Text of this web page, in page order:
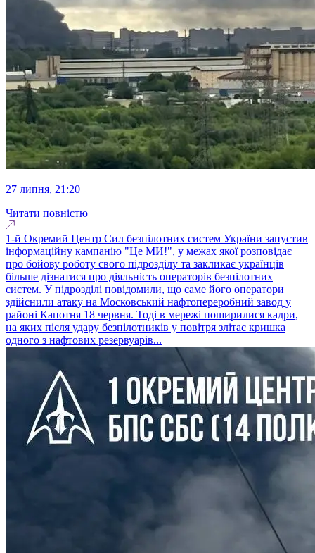
27 липня, 21:20
Читати повністю
1-й Окремий Центр Сил безпілотних систем України запустив
інформаційну кампанію "Це МИ!", у межах якої розповідає
про бойову роботу свого підрозділу та закликає українців
більше дізнатися про діяльність операторів безпілотних
систем. У підрозділі повідомили, що саме його оператори
здійснили атаку на Московський нафтопереробний завод у
районі Капотня 18 червня. Тоді в мережі поширилися кадри,
на яких після удару безпілотників у повітря злітає кришка
одного з нафтових резервуарів...